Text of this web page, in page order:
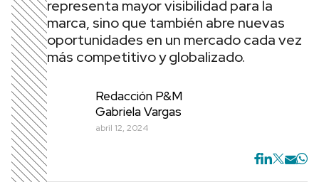
representa mayor visibilidad para la
marca, sino que también abre nuevas
oportunidades en un mercado cada vez
más competitivo y globalizado.
Redacción P&M
Gabriela Vargas
abril 12, 2024